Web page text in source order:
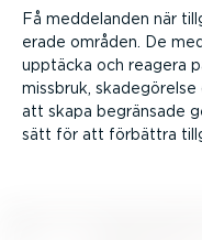
Få meddelanden när
erade områden. De
upptäcka och reagera
missbruk,
att skapa begränsade
sätt för att förbättra